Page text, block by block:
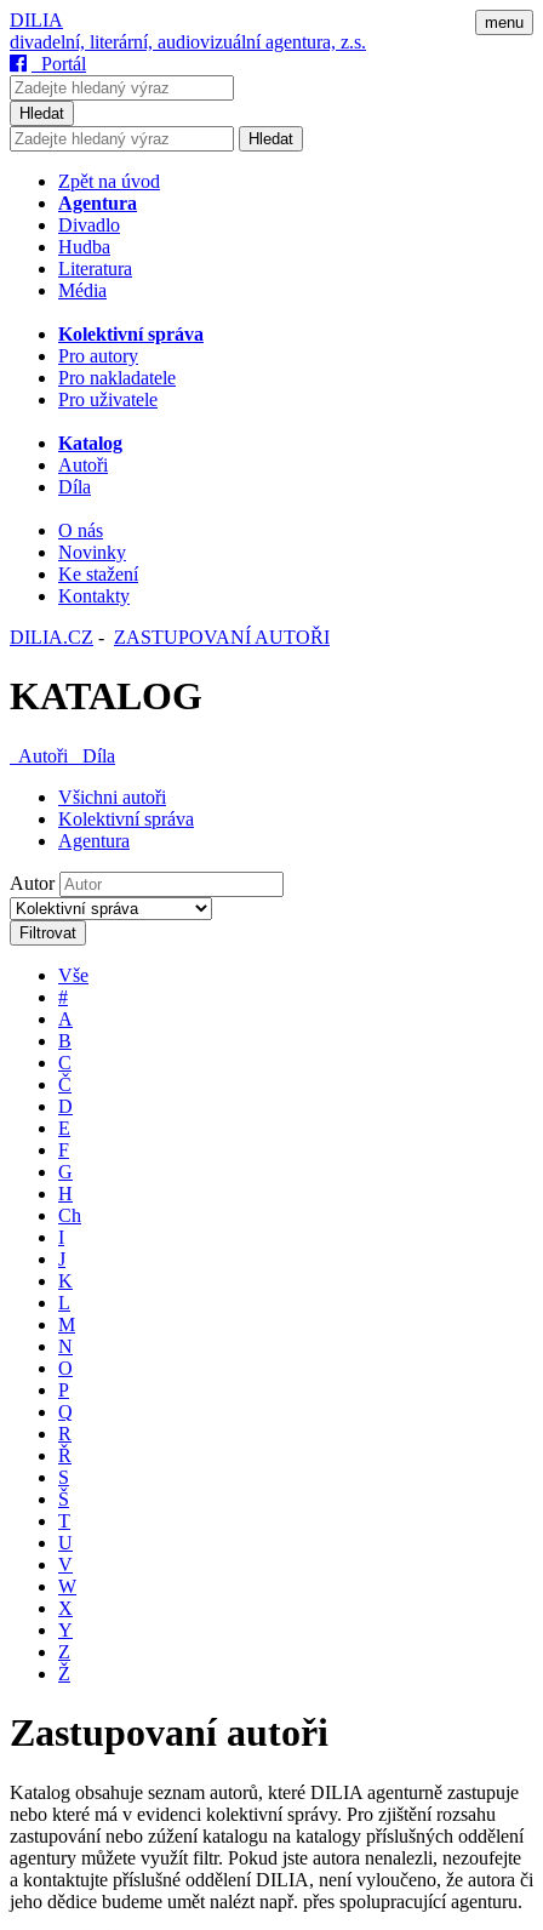
menu
DILIA
divadelní, literární, audiovizuální agentura, z.s.
Portál
Hledat
Hledat
Zpět na úvod
Agentura
Divadlo
Hudba
Literatura
Média
Kolektivní správa
Pro autory
Pro nakladatele
Pro uživatele
Katalog
Autoři
Díla
O nás
Novinky
Ke stažení
Kontakty
DILIA.CZ - ZASTUPOVANÍ AUTOŘI
KATALOG
Autoři
Díla
Všichni autoři
Kolektivní správa
Agentura
Autor
Filtrovat
Vše
#
A
B
C
Č
D
E
F
G
H
Ch
I
J
K
L
M
N
O
P
Q
R
Ř
S
Š
T
U
V
W
X
Y
Z
Ž
Zastupovaní autoři
Katalog obsahuje seznam autorů, které DILIA agenturně zastupuje
nebo které má v evidenci kolektivní správy. Pro zjištění rozsahu
zastupování nebo zúžení katalogu na katalogy příslušných oddělení
agentury můžete využít filtr. Pokud jste autora nenalezli, nezoufejte
a kontaktujte příslušné oddělení DILIA, není vyloučeno, že autora či
jeho dědice budeme umět nalézt např. přes spolupracující agenturu.